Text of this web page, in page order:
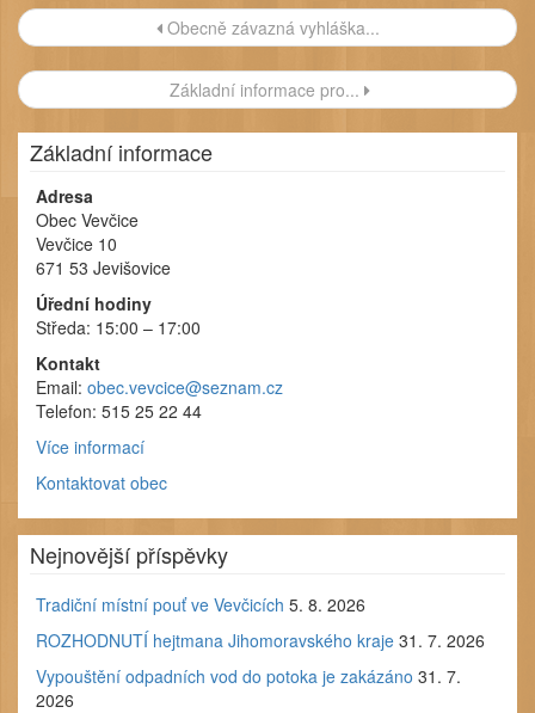
Navigace
příspěvku
Obecně závazná vyhláška...
Základní informace pro...
Základní informace
Adresa
Obec Vevčice
Vevčice 10
671 53 Jevišovice
Úřední hodiny
Středa: 15:00 – 17:00
Kontakt
Email: obec.vevcice@seznam.cz
Telefon: 515 25 22 44
Více informací
Kontaktovat obec
Nejnovější příspěvky
Tradiční místní pouť ve Vevčicích 5. 8. 2026
ROZHODNUTÍ hejtmana Jihomoravského kraje 31. 7. 2026
Vypouštění odpadních vod do potoka je zakázáno 31. 7.
2026